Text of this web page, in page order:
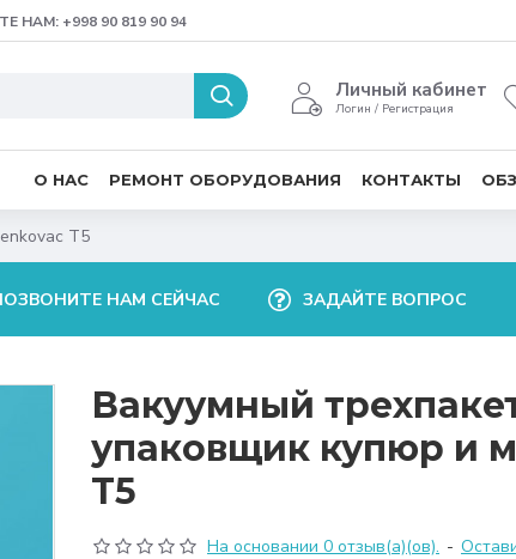
НАМ: +998 90 819 90 94
Личный кабинет
Логин / Регистрация
О НАС РЕМОНТ ОБОРУДОВАНИЯ КОНТАКТЫ
T5
НАМ СЕЙЧАС ЗАДАЙТЕ ВОПРОС
Вакуумный
упаковщик купюр и
T5
На основании 0 отзыв(а)(ов). -